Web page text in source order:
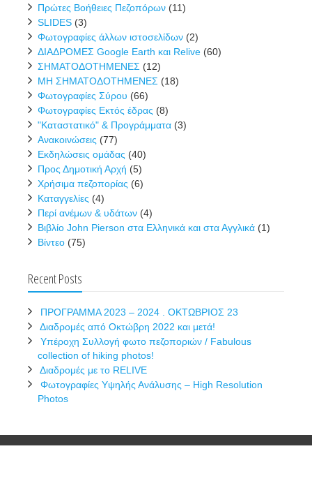
Πρώτες Βοήθειες Πεζοπόρων (11)
SLIDES (3)
Φωτογραφίες άλλων ιστοσελίδων (2)
ΔΙΑΔΡΟΜΕΣ Google Earth και Relive (60)
ΣΗΜΑΤΟΔΟΤΗΜΕΝΕΣ (12)
ΜΗ ΣΗΜΑΤΟΔΟΤΗΜΕΝΕΣ (18)
Φωτογραφίες Σύρου (66)
Φωτογραφίες Εκτός έδρας (8)
"Καταστατικό" & Προγράμματα (3)
Ανακοινώσεις (77)
Εκδηλώσεις ομάδας (40)
Προς Δημοτική Αρχή (5)
Χρήσιμα πεζοπορίας (6)
Καταγγελίες (4)
Περί ανέμων & υδάτων (4)
Βιβλίο John Pierson στα Ελληνικά και στα Αγγλικά (1)
Βίντεο (75)
Recent Posts
ΠΡΟΓΡΑΜΜΑ 2023 – 2024 . ΟΚΤΩΒΡΙΟΣ 23
Διαδρομές από Οκτώβρη 2022 και μετά!
Υπέροχη Συλλογή φωτο πεζοποριών / Fabulous
collection of hiking photos!
Διαδρομές με το RELIVE
Φωτογραφίες Υψηλής Ανάλυσης – High Resolution
Photos